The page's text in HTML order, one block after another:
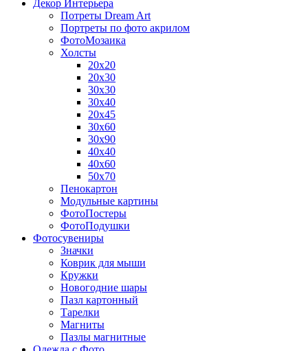
Декор Интерьера
Потреты Dream Art
Портреты по фото акрилом
ФотоМозаика
Холсты
20х20
20х30
30х30
30х40
20х45
30х60
30х90
40х40
40х60
50х70
Пенокартон
Модульные картины
ФотоПостеры
ФотоПодушки
Фотоcувениры
Значки
Коврик для мыши
Кружки
Новогодние шары
Пазл картонный
Тарелки
Магниты
Пазлы магнитные